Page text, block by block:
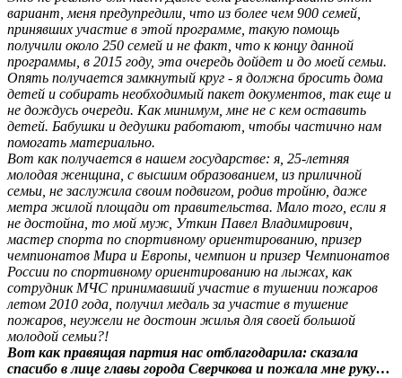
вариант, меня предупредили, что из более чем 900 семей,
принявших участие в этой программе, такую помощь
получили около 250 семей и не факт, что к концу данной
программы, в 2015 году, эта очередь дойдет и до моей семьи.
Опять получается замкнутый круг - я должна бросить дома
детей и собирать необходимый пакет документов, так еще и
не дождусь очереди. Как минимум, мне не с кем оставить
детей. Бабушки и дедушки работают, чтобы частично нам
помогать материально.
Вот как получается в нашем государстве: я, 25-летняя
молодая женщина, с высшим образованием, из приличной
семьи, не заслужила своим подвигом, родив тройню, даже
метра жилой площади от правительства. Мало того, если я
не достойна, то мой муж, Уткин Павел Владимирович,
мастер спорта по спортивному ориентированию, призер
чемпионатов Мира и Европы, чемпион и призер Чемпионатов
России по спортивному ориентированию на лыжах, как
сотрудник МЧС принимавший участие в тушении пожаров
летом 2010 года, получил медаль за участие в тушение
пожаров, неужели не достоин жилья для своей большой
молодой семьи?!
Вот как правящая партия нас отблагодарила: сказала
спасибо в лице главы города Сверчкова и пожала мне руку…